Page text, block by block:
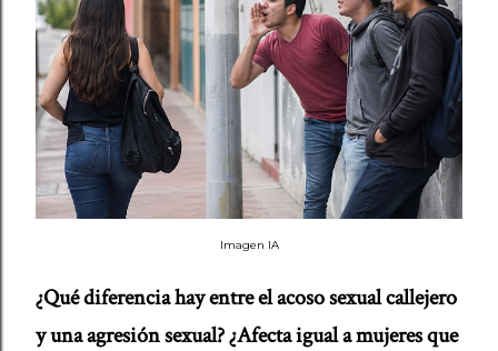
Imagen IA
¿Qué diferencia hay entre el acoso sexual callejero
y una agresión sexual?¿Afecta igual a mujeres que